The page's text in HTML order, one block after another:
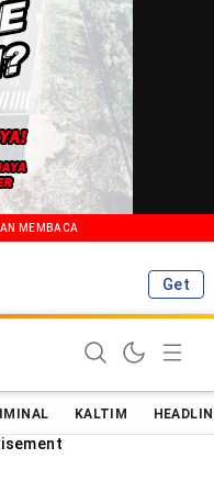
MEMBACA
Get
Terkini!
KALTIM